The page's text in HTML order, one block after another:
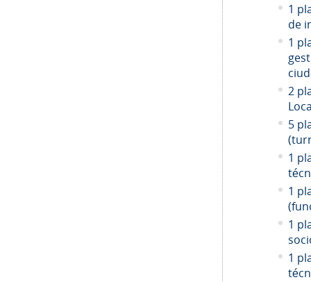
1
de
1
2
5
1
1
1
1